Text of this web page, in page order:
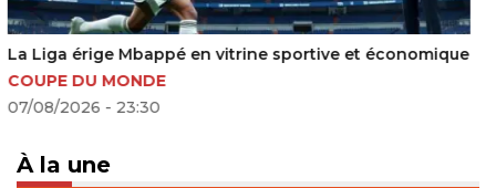
Argentine – Suisse: un quart de finale tendu avec
l’Albiceleste en favorite
COUPE DU MONDE
À la une